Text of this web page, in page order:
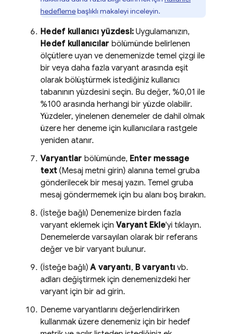
hedeflemebaşlıklı makaleyi inceleyin.
Hedef kullanıcı yüzdesi: Uygulamanızın,
Hedef kullanıcılar bölümünde belirlenen
ölçütlere uyan ve denemenizde temel çizgi ile
bir veya daha fazla varyant arasında eşit
olarak bölüştürmek istediğiniz kullanıcı
tabanının yüzdesini seçin. Bu değer, %0,01 ile
%100 arasında herhangi bir yüzde olabilir.
Yüzdeler, yinelenen denemeler de dahil olmak
üzere her deneme için kullanıcılara rastgele
yeniden atanır.
Varyantlar bölümünde, Enter message
text (Mesaj metni girin) alanına temel gruba
gönderilecek bir mesaj yazın. Temel gruba
mesaj göndermemek için bu alanı boş bırakın.
(İsteğe bağlı) Denemenize birden fazla
varyant eklemek için Varyant Ekle'yi tıklayın.
Denemelerde varsayılan olarak bir referans
değer ve bir varyant bulunur.
(İsteğe bağlı)A varyantı, B varyantı vb.
adları değiştirmek için denemenizdeki her
varyant için bir ad girin.
Deneme varyantlarını değerlendirirken
kullanmak üzere denemeniz için bir hedef